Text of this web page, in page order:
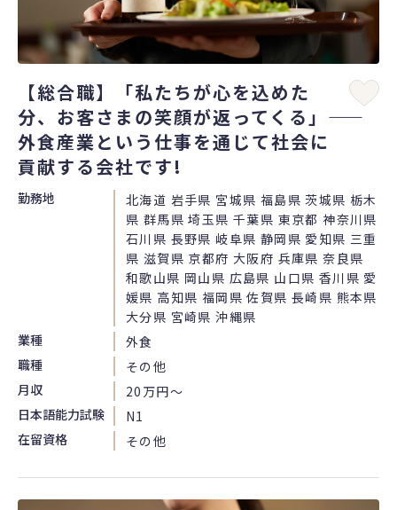
【総合職】「私たちが心を込めた
分、お客さまの笑顔が返ってくる」――
外食産業という仕事を通じて社会に
貢献する会社です!
勤務地
北海道 岩手県 宮城県 福島県 茨城県 栃木
県 群馬県 埼玉県 千葉県 東京都 神奈川県
石川県 長野県 岐阜県 静岡県 愛知県 三重
県 滋賀県 京都府 大阪府 兵庫県 奈良県
和歌山県 岡山県 広島県 山口県 香川県 愛
媛県 高知県 福岡県 佐賀県 長崎県 熊本県
大分県 宮崎県 沖縄県
業種
外食
職種
その他
月収
20万円〜
日本語能力試験
N1
在留資格
その他